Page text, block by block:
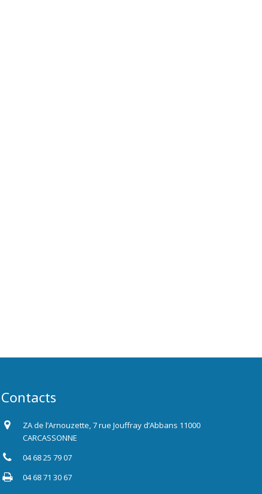
Contacts
ZA de l’Arnouzette, 7 rue Jouffray d’Abbans 11000
CARCASSONNE
04 68 25 79 07
04 68 71 30 67